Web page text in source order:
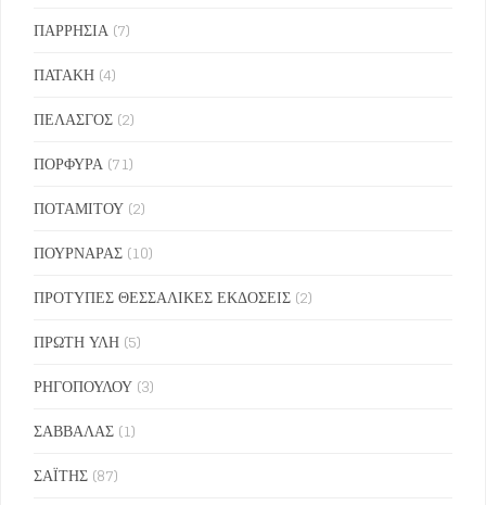
ΠΑΡΡΗΣΙΑ (7)
ΠΑΤΑΚΗ (4)
ΠΕΛΑΣΓΟΣ (2)
ΠΟΡΦΥΡΑ (71)
ΠΟΤΑΜΙΤΟΥ (2)
ΠΟΥΡΝΑΡΑΣ (10)
ΠΡΟΤΥΠΕΣ ΘΕΣΣΑΛΙΚΕΣ ΕΚΔΟΣΕΙΣ (2)
ΠΡΩΤΗ ΥΛΗ (5)
ΡΗΓΟΠΟΥΛΟΥ (3)
ΣΑΒΒΑΛΑΣ (1)
ΣΑΪΤΗΣ (87)